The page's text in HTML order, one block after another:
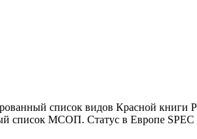
список видов Красной
список МСОП. Статус в Европе